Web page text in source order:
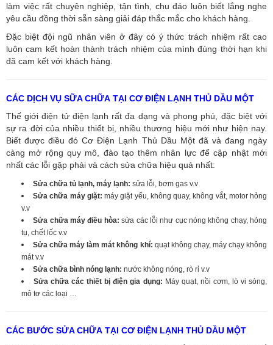
làm việc rất chuyên nghiệp, tận tình, chu đáo luôn biết lắng nghe
yêu cầu đồng thời sẵn sàng giải đáp thắc mắc cho khách hàng.
Đặc biệt đội ngũ nhân viên ở đây có ý thức trách nhiệm rất cao
luôn cam kết hoàn thành trách nhiệm của mình đúng thời hạn khi
đã cam kết với khách hàng.
CÁC DỊCH VỤ SỮA CHỮA TẠI CƠ ĐIỆN LẠNH THỦ DẦU MỘT
Thế giới điện tử điện lạnh rất đa dạng và phong phú, đặc biệt với
sự ra đời của nhiều thiết bị, nhiều thương hiệu mới như hiện nay.
Biết được điều đó Cơ Điện Lạnh Thủ Dầu Một đã và đang ngày
càng mở rộng quy mô, đào tạo thêm nhân lực để cập nhật mới
nhất các lỗi gặp phải và cách sửa chữa hiệu quả nhất:
Sửa chữa tủ lạnh, máy lạnh: sửa lỗi, bơm gas v.v
Sửa chữa máy giặt:máy giặt yếu, không quay, không vắt, motor hỏng
v.v
Sửa chữa máy điều hòa: sửa các lỗi như cục nóng không chạy, hỏng
tụ, chết lốc v.v
Sửa chữa máy làm mát không khí: quạt không chạy, máy chạy không
mát v.v
Sửa chữa bình nóng lạnh: nước không nóng, rò rỉ v.v
Sửa chữa các thiết bị điện gia dụng: Máy quạt, nồi cơm, lò vi sóng,
mô tơ các loại …
CÁC BƯỚC SỬA CHỮA TẠI CƠ ĐIỆN LẠNH THỦ DẦU MỘT